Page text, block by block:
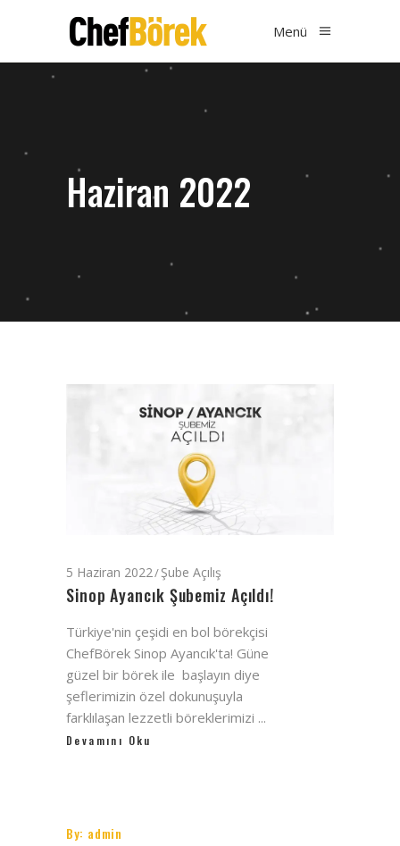
Menü
Haziran 2022
5 Haziran 2022 Şube Açılış
Sinop Ayancık Şubemiz Açıldı!
Türkiye'nin çeşidi en bol börekçisi
ChefBörek Sinop Ayancık'ta! Güne
güzel bir börek ile başlayın diye
şeflerimizin özel dokunuşuyla
farklılaşan lezzetli böreklerimizi
Devamını Oku
By: admin